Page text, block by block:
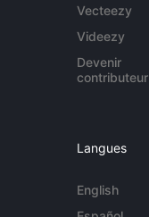
Vecteezy
Videezy
Devenir
contributeur
Langues
English